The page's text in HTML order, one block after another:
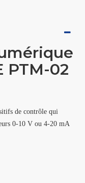
PTM-02
de contrôle qui
0-10 V ou 4-20 mA